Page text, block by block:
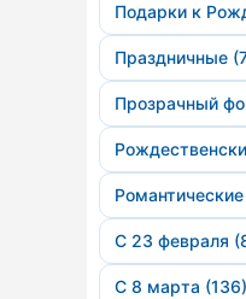
Подарки к
Праздничные
Прозрачный
С 23 февраля
С 8 марта (136)